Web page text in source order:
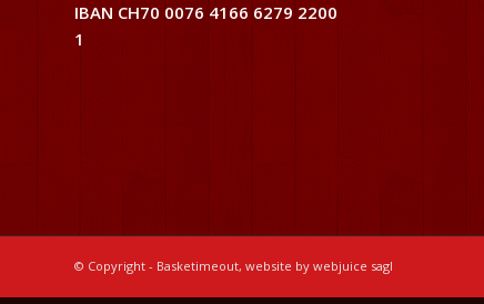
IBAN CH70 0076 4166 6279 2200
1
© Copyright - Basketimeout, website by webjuice sagl